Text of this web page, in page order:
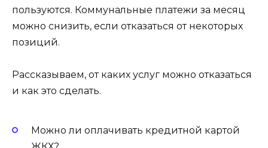
пользуются. Коммунальные платежи за месяц
можно снизить, если отказаться от некоторых
позиций.
Рассказываем, от каких услуг можно отказаться
и как это сделать.
Можно ли оплачивать кредитной картой